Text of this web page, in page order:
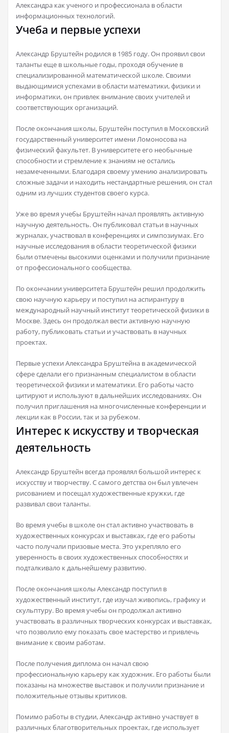
Александра как ученого и профессионала в области
информационных технологий.
Учеба и первые успехи
Александр Бруштейн родился в 1985 году. Он проявил свои
таланты еще в школьные годы, проходя обучение в
специализированной математической школе. Своими
выдающимися успехами в области математики, физики и
информатики, он привлек внимание своих учителей и
соответствующих организаций.
После окончания школы, Бруштейн поступил в Московский
государственный университет имени Ломоносова на
физический факультет. В университете его необычные
способности и стремление к знаниям не остались
незамеченными. Благодаря своему умению анализировать
сложные задачи и находить нестандартные решения, он стал
одним из лучших студентов своего курса.
Уже во время учебы Бруштейн начал проявлять активную
научную деятельность. Он публиковал статьи в научных
журналах, участвовал в конференциях и симпозиумах. Его
научные исследования в области теоретической физики
были отмечены высокими оценками и получили признание
от профессионального сообщества.
По окончании университета Бруштейн решил продолжить
свою научную карьеру и поступил на аспирантуру в
международный научный институт теоретической физики в
Москве. Здесь он продолжал вести активную научную
работу, публиковать статьи и участвовать в научных
проектах.
Первые успехи Александра Бруштейна в академической
сфере сделали его признанным специалистом в области
теоретической физики и математики. Его работы часто
цитируют и используют в дальнейших исследованиях. Он
получил приглашения на многочисленные конференции и
лекции как в России, так и за рубежом.
Интерес к искусству и творческая
деятельность
Александр Бруштейн всегда проявлял большой интерес к
искусству и творчеству. С самого детства он был увлечен
рисованием и посещал художественные кружки, где
развивал свои таланты.
Во время учебы в школе он стал активно участвовать в
художественных конкурсах и выставках, где его работы
часто получали призовые места. Это укрепляло его
уверенность в своих художественных способностях и
подталкивало к дальнейшему развитию.
После окончания школы Александр поступил в
художественный институт, где изучал живопись, графику и
скульптуру. Во время учебы он продолжал активно
участвовать в различных творческих конкурсах и выставках,
что позволило ему показать свое мастерство и привлечь
внимание к своим работам.
После получения диплома он начал свою
профессиональную карьеру как художник. Его работы были
показаны на множестве выставок и получили признание и
положительные отзывы критиков.
Помимо работы в студии, Александр активно участвует в
различных благотворительных проектах, где использует